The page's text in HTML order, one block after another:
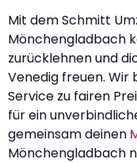
Mit dem Schmitt
Mönchengladbach
zurücklehnen und
Venedig freuen. Wir
Service zu fairen
für ein
gemeinsam deinen
Mönchengladbach